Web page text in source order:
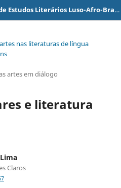
Metamorfoses - Revista de Estudos Literários Luso-Afro-Brasileiros
nas literaturas de língua
artes em diálogo
e literatura
Claros